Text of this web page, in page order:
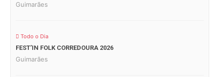
Guimarães
Todo o Dia
FEST’IN FOLK CORREDOURA 2026
Guimarães